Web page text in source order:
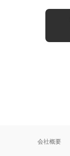
会社概要